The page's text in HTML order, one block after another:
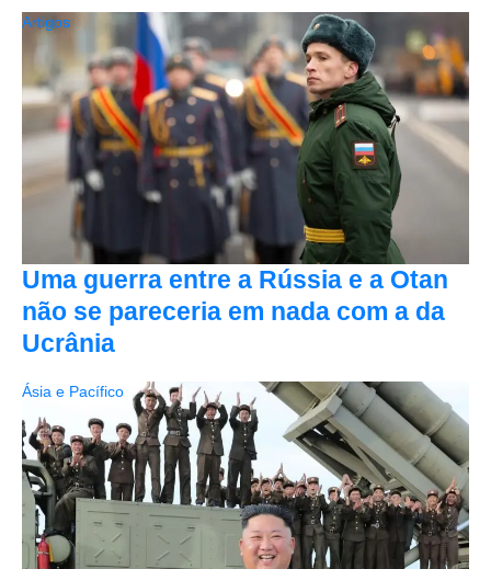
Uma guerra entre a Rússia e a Otan
não se pareceria em nada com a da
Ucrânia
Artigos
Ásia e Pacífico